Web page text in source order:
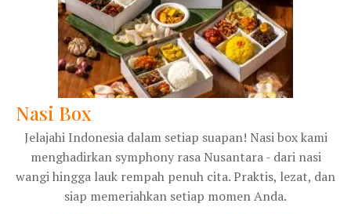
Nasi Box
Jelajahi Indonesia dalam setiap suapan! Nasi box kami
menghadirkan symphony rasa Nusantara - dari nasi
wangi hingga lauk rempah penuh cita. Praktis, lezat, dan
siap memeriahkan setiap momen Anda.